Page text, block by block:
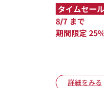
タイムセール
8/7 まで
期間限定
詳細をみる